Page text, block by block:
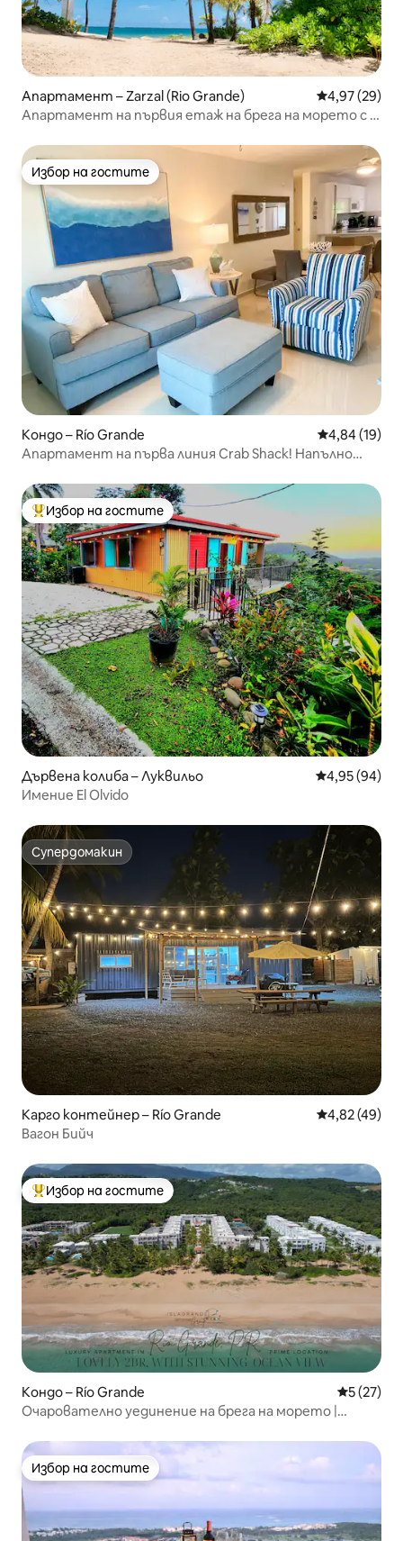
Апартамент – Zarzal (Rio Grande) Средна
4,97 (29)
Апартамент на първия етаж на брега на морето с 3
Избор на гостите
Избор на гостите
Кондо – Río Grande Средна
4,84 (19)
Апартамент на първа линия Crab Shack! Напълно
Най-популярен избор на гостите
Избор на гостите
Дървена колиба – Луквильо Средна
4,95 (94)
Имение El Olvido
Супердомакин
Супердомакин
Карго контейнер – Río Grande Средна
4,82 (49)
Вагон Бийч
Най-популярен избор на гостите
Избор на гостите
Кондо – Río Grande Средна
5 (27)
Очарователно уединение на брега на морето |
Избор на гостите
Избор на гостите